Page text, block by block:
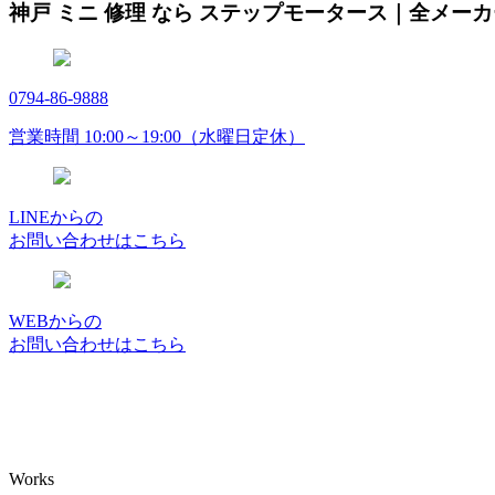
神戸 ミニ 修理 なら ステップモータース｜全メー
0794-86-9888
営業時間 10:00～19:00（水曜日定休）
LINEからの
お問い合わせはこちら
WEBからの
お問い合わせはこちら
Works